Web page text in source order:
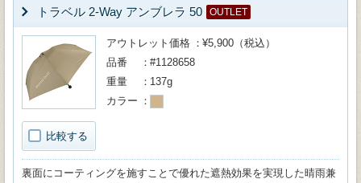
トラベル 2-Way アンブレラ 50 OUTLET
比較する
アウトレット価格
¥5,900（税込）
品番
#1128658
重量
137g
カラー
裏面にコーティングを施すことで優れた遮熱効果を実現した晴雨兼